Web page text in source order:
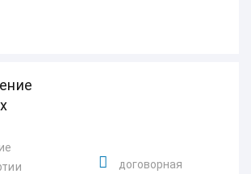
договорная